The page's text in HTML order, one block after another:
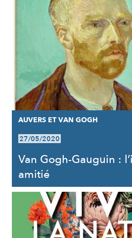
AUVERS ET VAN GOGH
27/05/2020
Van Gogh-Gauguin :
amitié